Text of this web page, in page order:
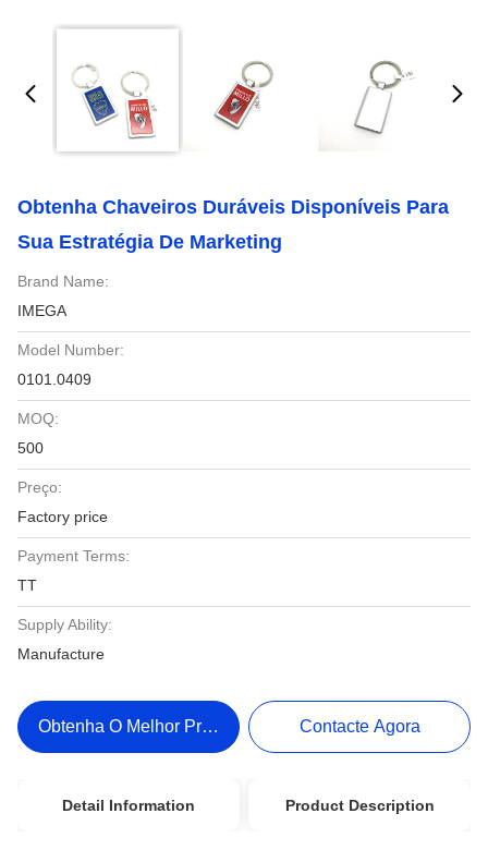
Obtenha Chaveiros Duráveis Disponíveis Para
Sua Estratégia De Marketing
Brand Name:
IMEGA
Model Number:
0101.0409
MOQ:
500
Preço:
Factory price
Payment Terms:
TT
Supply Ability:
Manufacture
Obtenha O Melhor Preço Contacte Agora
Detail Information Product Description